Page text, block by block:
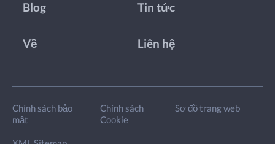
Blog Tin tức
Về Liên hệ
Chính sách bảo
mật
Chính sách
Cookie
Sơ đồ trang web